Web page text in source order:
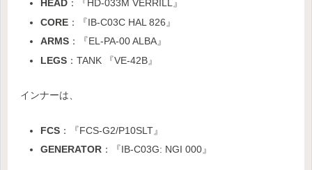
HEAD：『HD-033M VERRILL』
CORE：『IB-C03C HAL 826』
ARMS：『EL-PA-00 ALBA』
LEGS：TANK 『VE-42B』
インナーは、
FCS：『FCS-G2/P10SLT』
GENERATOR：『IB-C03G: NGI 000』